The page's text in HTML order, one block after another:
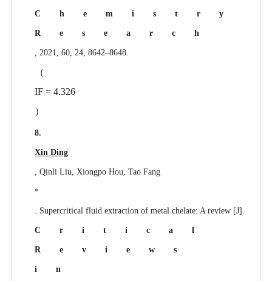
Chemistry
Research
, 2021, 60, 24, 8642–8648.
（
IF = 4.326
）
8.
Xin Ding
, Qinli Liu, Xiongpo Hou, Tao Fang
*
. Supercritical fluid extraction of metal chelate: A review [J].
Critical
Reviews
in